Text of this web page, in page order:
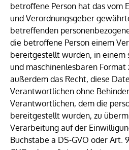
betroffene Person hat das vom
und Verordnungsgeber
betreffenden
die betroffene Person einem
bereitgestellt wurden, in
und maschinenlesbaren
außerdem das Recht, diese
Verantwortlichen ohne
Verantwortlichen, dem die
bereitgestellt wurden, zu
Verarbeitung auf der
Buchstabe a DS-GVO oder Art.